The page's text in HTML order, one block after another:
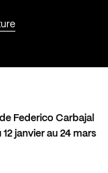
de Federico Carbajal
janvier au 24 mars